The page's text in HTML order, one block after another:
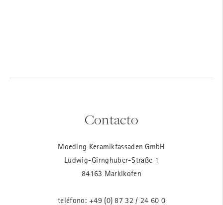
Contacto
Moeding Keramikfassaden GmbH
Ludwig-Girnghuber-Straße 1
84163 Marklkofen
teléfono: +49 (0) 87 32 / 24 60 0